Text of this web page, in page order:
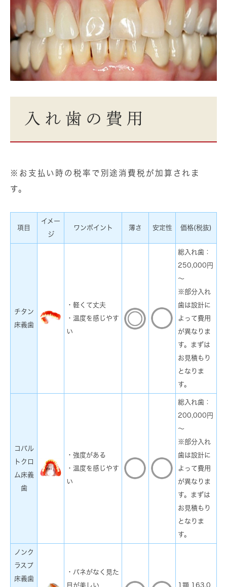
入れ歯の費用
※お支払い時の税率で別途消費税が加算されま
す。
項目
イメー
ジ
ワンポイント 薄さ 安定性 価格(税抜)
チタン
床義歯
・軽くて丈夫
・温度を感じやす
い
総入れ歯：
250,000円
～
※部分入れ
歯は設計に
よって費用
が異なりま
す。まずは
お見積もり
となりま
す。
コバル
トクロ
ム床義
歯
・強度がある
・温度を感じやす
い
総入れ歯：
200,000円
～
※部分入れ
歯は設計に
よって費用
が異なりま
す。まずは
お見積もり
となりま
す。
ノンク
ラスプ
床義歯
・バネがなく見た
目が美しい
1顎 163,0